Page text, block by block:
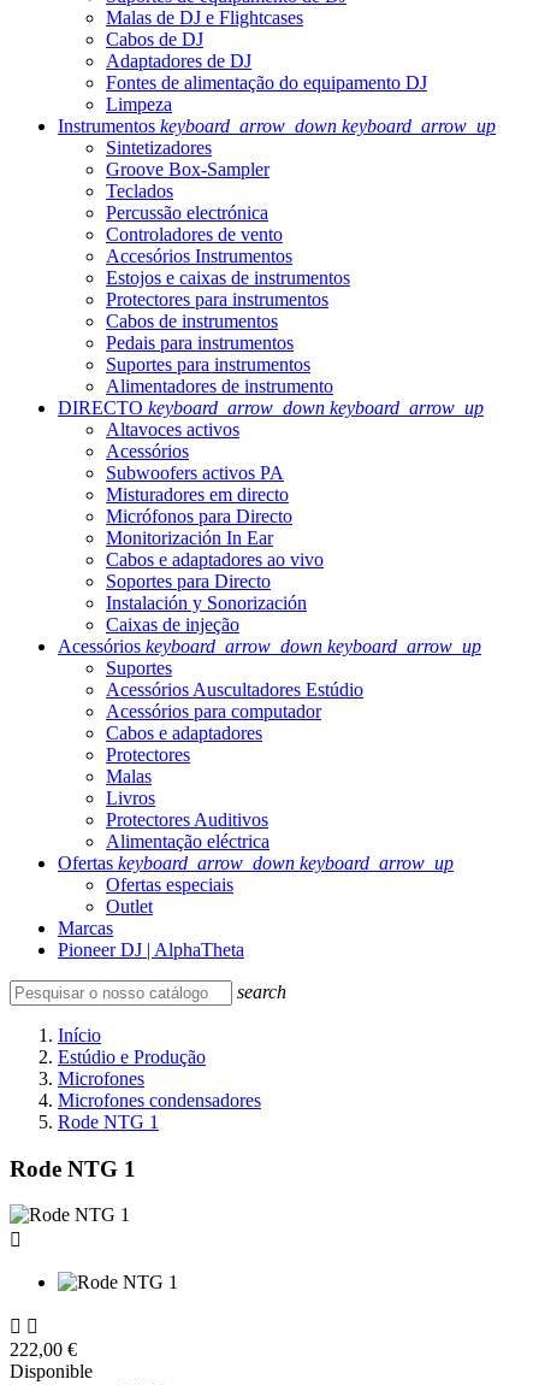
Malas de DJ e Flightcases
Cabos de DJ
Adaptadores de DJ
Fontes de alimentação do equipamento DJ
Limpeza
Instrumentos keyboard_arrow_down keyboard_arrow_up
Sintetizadores
Groove Box-Sampler
Teclados
Percussão electrónica
Controladores de vento
Accesórios Instrumentos
Estojos e caixas de instrumentos
Protectores para instrumentos
Cabos de instrumentos
Pedais para instrumentos
Suportes para instrumentos
Alimentadores de instrumento
DIRECTO keyboard_arrow_down keyboard_arrow_up
Altavoces activos
Acessórios
Subwoofers activos PA
Misturadores em directo
Micrófonos para Directo
Monitorización In Ear
Cabos e adaptadores ao vivo
Soportes para Directo
Instalación y Sonorización
Caixas de injeção
Acessórios keyboard_arrow_down keyboard_arrow_up
Suportes
Acessórios Auscultadores Estúdio
Acessórios para computador
Cabos e adaptadores
Protectores
Malas
Livros
Protectores Auditivos
Alimentação eléctrica
Ofertas keyboard_arrow_down keyboard_arrow_up
Ofertas especiais
Outlet
Marcas
Pioneer DJ | AlphaTheta
search
Início
Estúdio e Produção
Microfones
Microfones condensadores
Rode NTG 1
Rode NTG 1

 
222,00 €
Disponible